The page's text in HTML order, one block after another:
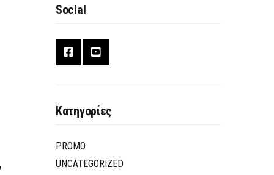
Social
Κατηγορίες
PROMO
UNCATEGORIZED